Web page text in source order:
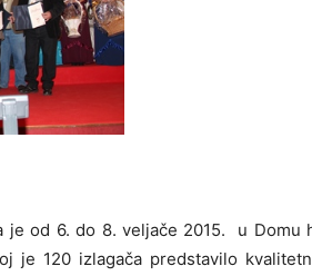
je od 6. do 8. veljače 2015.
u Domu
je 120 izlagača predstavilo